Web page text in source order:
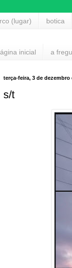
(lugar) botica
inicial a
terça-feira, 3 de dezembro
s/t